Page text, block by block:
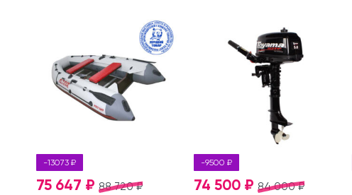
-13073 ₽
88 720 ₽
75 647 ₽
-9500 ₽
84 000 ₽
74 500 ₽